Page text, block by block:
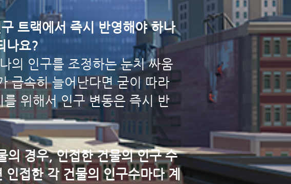
트랙에서 즉시 반영해야 하나
나요?
의 인구를 조정하는 눈치 싸움
급속히 늘어난다면 굳이 따라
위해서 인구 변동은 즉시 반
의 경우, 인접한 건물의 인구 수
접한 각 건물의 인구수마다 계